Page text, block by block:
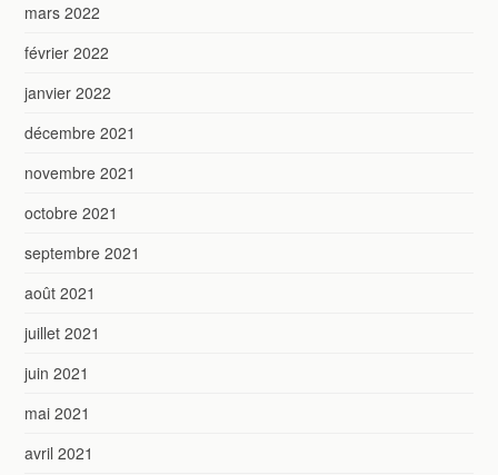
mars 2022
février 2022
janvier 2022
décembre 2021
novembre 2021
octobre 2021
septembre 2021
août 2021
juillet 2021
juin 2021
mai 2021
avril 2021